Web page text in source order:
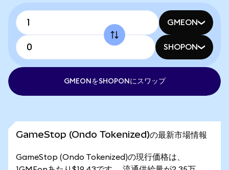
GMEON
SHOPON
GMEONをSHOPONにスワップ
GameStop (Ondo Tokenized)の最新市場情報
GameStop (Ondo Tokenized)の現行価格は、